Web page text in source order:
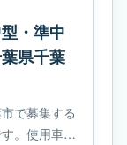
・準中
県千葉
で募集する
。使用車種